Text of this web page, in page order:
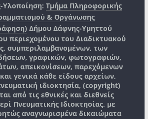
Υλοποίηση: Τμήμα Πληροφορικής
& Οργάνωσης
Δήμου Δάφνης-Υμηττού
περιεχομένου του Διαδικτυακού
συμπεριλαμβανομένων, των
γραφικών, φωτογραφιών,
απεικονίσεων, παρεχόμενων
γενικά κάθε είδους αρχείων,
ιδιοκτησία, (copyright)
από τις εθνικές και διεθνείς
Πνευματικής Ιδιοκτησίας, με
αναγνωρισμένα δικαιώματα